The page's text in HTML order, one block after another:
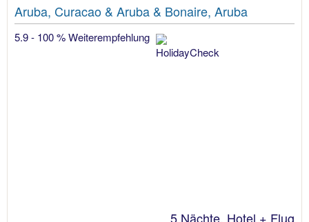
Aruba, Curacao & Aruba & Bonaire, Aruba
5.9 - 100 % Weiterempfehlung
5 Nächte, Hotel + Flug